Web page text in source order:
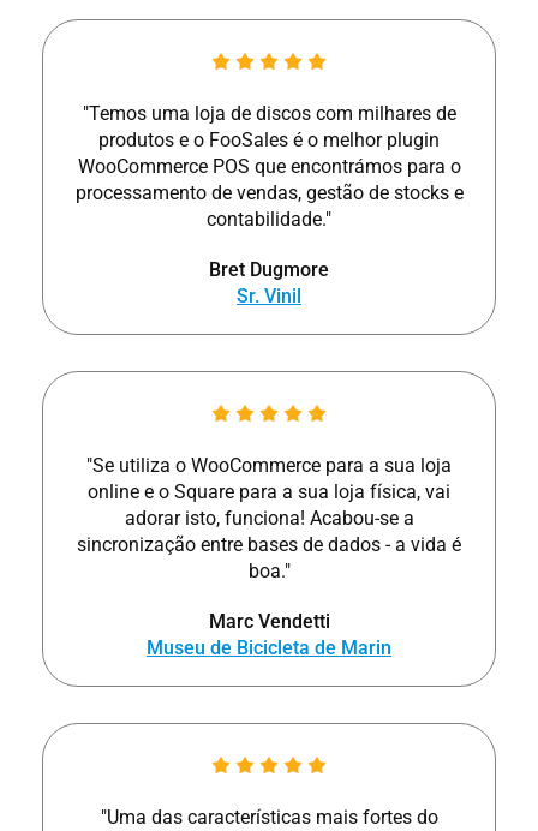
"Temos uma loja de discos com milhares de
produtos e o FooSales é o melhor plugin
WooCommerce POS que encontrámos para o
processamento de vendas, gestão de stocks e
contabilidade."
Bret Dugmore
Sr. Vinil
"Se utiliza o WooCommerce para a sua loja
online e o Square para a sua loja física, vai
adorar isto, funciona! Acabou-se a
sincronização entre bases de dados - a vida é
boa."
Marc Vendetti
Museu de Bicicleta de Marin
"Uma das características mais fortes do